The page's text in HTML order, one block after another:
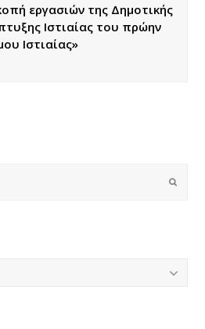
εργασιών της Δημοτικής
Ιστιαίας του πρώην
Ιστιαίας»
Submit